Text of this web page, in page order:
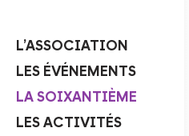
L’ASSOCIATION
LES ÉVÉNEMENTS
LA SOIXANTIÈME
LES ACTIVITÉS